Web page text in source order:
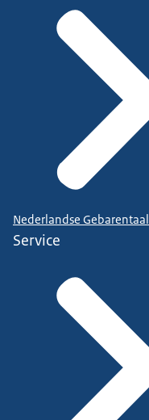
Nederlandse Gebarentaal
Service